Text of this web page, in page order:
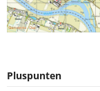
Pluspunten